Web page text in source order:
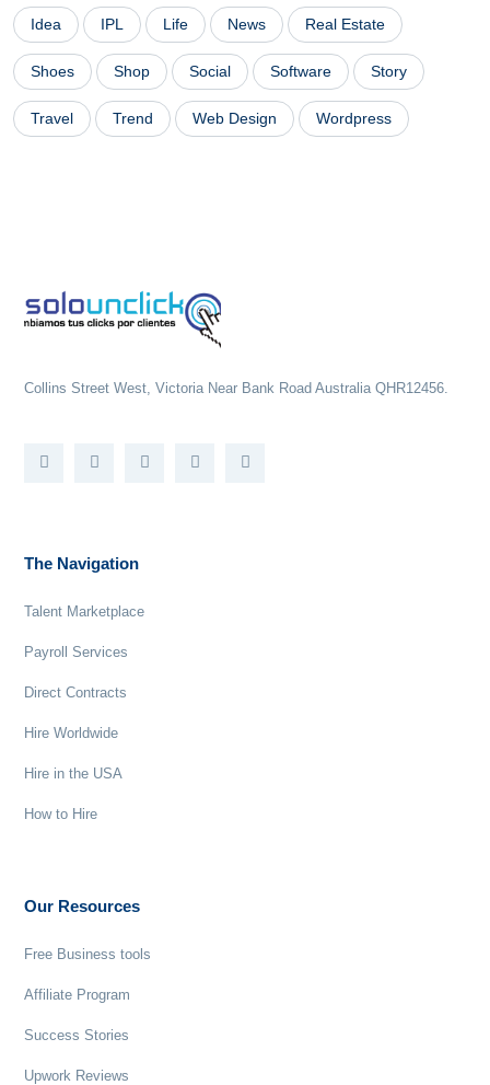
Idea IPL Life News Real Estate
Shoes Shop Social Software Story
Travel Trend Web Design Wordpress
Collins Street West, Victoria Near Bank Road Australia QHR12456.
The Navigation
Talent Marketplace
Payroll Services
Direct Contracts
Hire Worldwide
Hire in the USA
How to Hire
Our Resources
Free Business tools
Affiliate Program
Success Stories
Upwork Reviews